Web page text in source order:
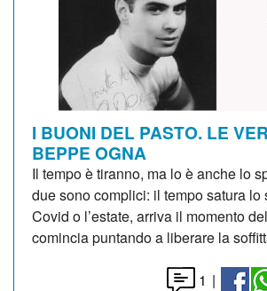
I BUONI DEL PASTO. LE
BEPPE OGNA
Il tempo è tiranno, ma lo è anche lo
due sono complici: il tempo satura lo
Covid o l’estate, arriva il momento
comincia puntando a liberare la
1 |